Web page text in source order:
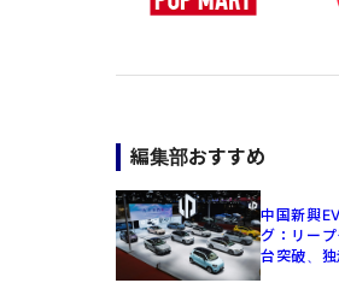
編集部おすすめ
中国新興
グ：リー
台突破、